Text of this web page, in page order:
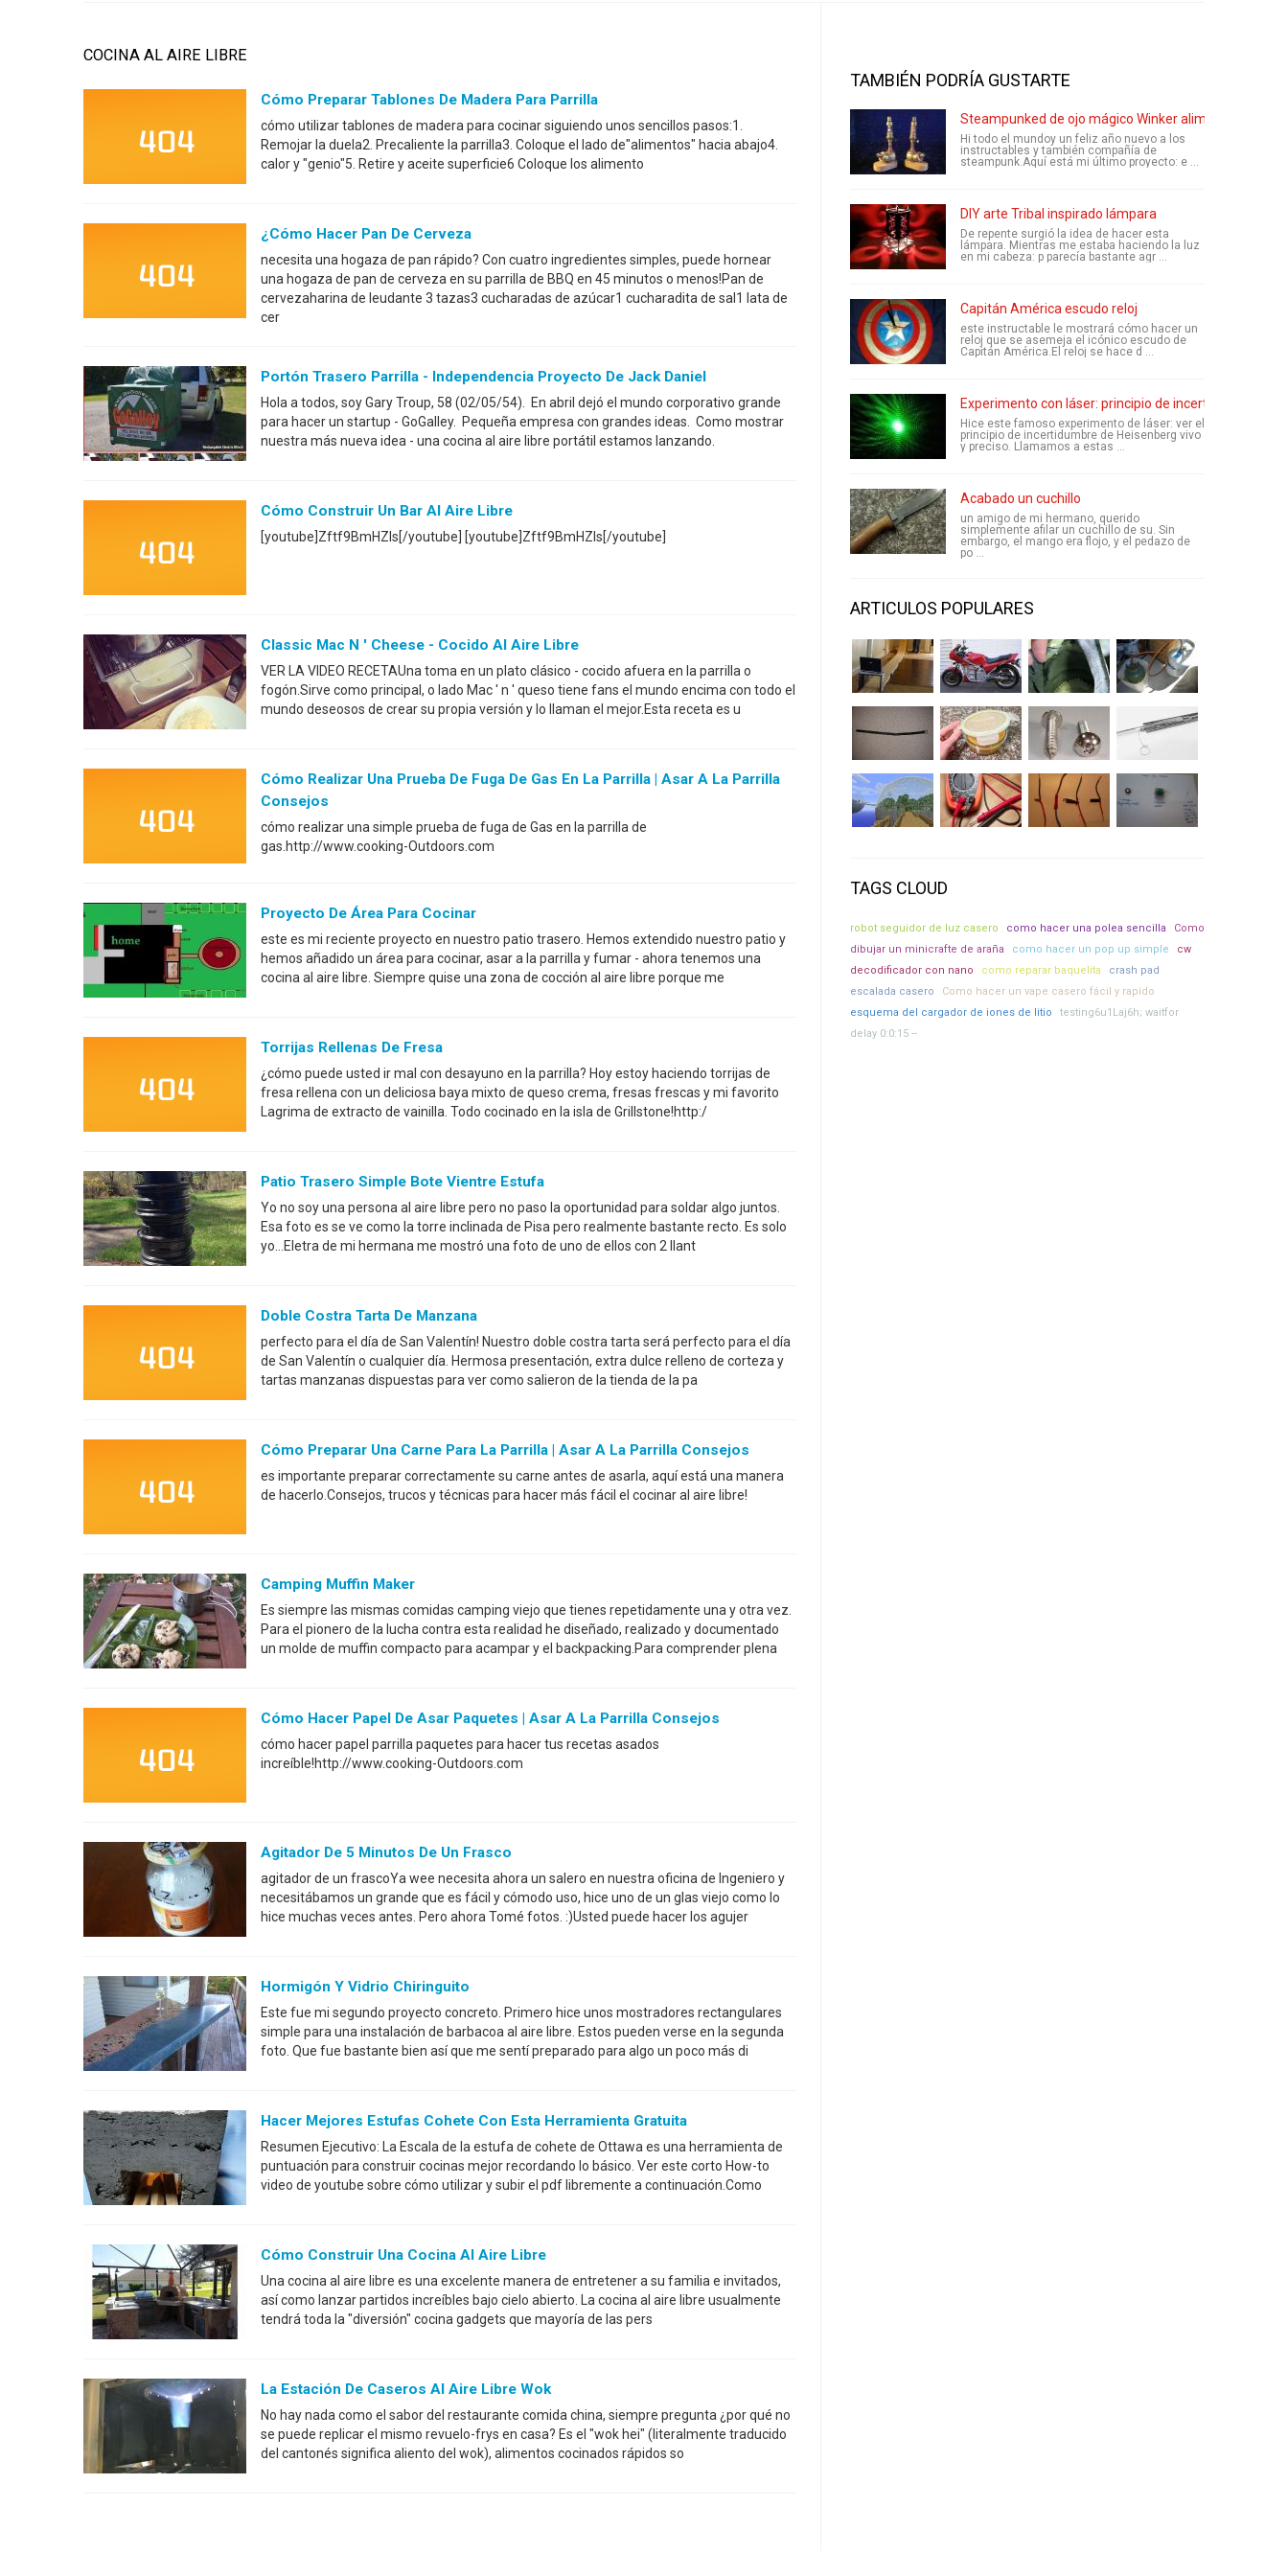
COCINA AL AIRE LIBRE
Cómo Preparar Tablones De Madera Para Parrilla
cómo utilizar tablones de madera para cocinar siguiendo unos sencillos pasos:1.
Remojar la duela2. Precaliente la parrilla3. Coloque el lado de"alimentos" hacia abajo4.
calor y "genio"5. Retire y aceite superficie6 Coloque los alimento
¿Cómo Hacer Pan De Cerveza
necesita una hogaza de pan rápido? Con cuatro ingredientes simples, puede hornear
una hogaza de pan de cerveza en su parrilla de BBQ en 45 minutos o menos!Pan de
cervezaharina de leudante 3 tazas3 cucharadas de azúcar1 cucharadita de sal1 lata de
cer
Portón Trasero Parrilla - Independencia Proyecto De Jack Daniel
Hola a todos, soy Gary Troup, 58 (02/05/54). En abril dejó el mundo corporativo grande
para hacer un startup - GoGalley. Pequeña empresa con grandes ideas. Como mostrar
nuestra más nueva idea - una cocina al aire libre portátil estamos lanzando.
Cómo Construir Un Bar Al Aire Libre
[youtube]Zftf9BmHZIs[/youtube] [youtube]Zftf9BmHZIs[/youtube]
Classic Mac N ' Cheese - Cocido Al Aire Libre
VER LA VIDEO RECETAUna toma en un plato clásico - cocido afuera en la parrilla o
fogón.Sirve como principal, o lado Mac ' n ' queso tiene fans el mundo encima con todo el
mundo deseosos de crear su propia versión y lo llaman el mejor.Esta receta es u
Cómo Realizar Una Prueba De Fuga De Gas En La Parrilla | Asar A La Parrilla
Consejos
cómo realizar una simple prueba de fuga de Gas en la parrilla de
gas.http://www.cooking-Outdoors.com
Proyecto De Área Para Cocinar
este es mi reciente proyecto en nuestro patio trasero. Hemos extendido nuestro patio y
hemos añadido un área para cocinar, asar a la parrilla y fumar - ahora tenemos una
cocina al aire libre. Siempre quise una zona de cocción al aire libre porque me
Torrijas Rellenas De Fresa
¿cómo puede usted ir mal con desayuno en la parrilla? Hoy estoy haciendo torrijas de
fresa rellena con un deliciosa baya mixto de queso crema, fresas frescas y mi favorito
Lagrima de extracto de vainilla. Todo cocinado en la isla de Grillstone!http:/
Patio Trasero Simple Bote Vientre Estufa
Yo no soy una persona al aire libre pero no paso la oportunidad para soldar algo juntos.
Esa foto es se ve como la torre inclinada de Pisa pero realmente bastante recto. Es solo
yo...Eletra de mi hermana me mostró una foto de uno de ellos con 2 llant
Doble Costra Tarta De Manzana
perfecto para el día de San Valentín! Nuestro doble costra tarta será perfecto para el día
de San Valentín o cualquier día. Hermosa presentación, extra dulce relleno de corteza y
tartas manzanas dispuestas para ver como salieron de la tienda de la pa
Cómo Preparar Una Carne Para La Parrilla | Asar A La Parrilla Consejos
es importante preparar correctamente su carne antes de asarla, aquí está una manera
de hacerlo.Consejos, trucos y técnicas para hacer más fácil el cocinar al aire libre!
Camping Muffin Maker
Es siempre las mismas comidas camping viejo que tienes repetidamente una y otra vez.
Para el pionero de la lucha contra esta realidad he diseñado, realizado y documentado
un molde de muffin compacto para acampar y el backpacking.Para comprender plena
Cómo Hacer Papel De Asar Paquetes | Asar A La Parrilla Consejos
cómo hacer papel parrilla paquetes para hacer tus recetas asados
increíble!http://www.cooking-Outdoors.com
Agitador De 5 Minutos De Un Frasco
agitador de un frascoYa wee necesita ahora un salero en nuestra oficina de Ingeniero y
necesitábamos un grande que es fácil y cómodo uso, hice uno de un glas viejo como lo
hice muchas veces antes. Pero ahora Tomé fotos. :)Usted puede hacer los agujer
Hormigón Y Vidrio Chiringuito
Este fue mi segundo proyecto concreto. Primero hice unos mostradores rectangulares
simple para una instalación de barbacoa al aire libre. Estos pueden verse en la segunda
foto. Que fue bastante bien así que me sentí preparado para algo un poco más di
Hacer Mejores Estufas Cohete Con Esta Herramienta Gratuita
Resumen Ejecutivo: La Escala de la estufa de cohete de Ottawa es una herramienta de
puntuación para construir cocinas mejor recordando lo básico. Ver este corto How-to
video de youtube sobre cómo utilizar y subir el pdf libremente a continuación.Como
Cómo Construir Una Cocina Al Aire Libre
Una cocina al aire libre es una excelente manera de entretener a su familia e invitados,
así como lanzar partidos increíbles bajo cielo abierto. La cocina al aire libre usualmente
tendrá toda la "diversión" cocina gadgets que mayoría de las pers
La Estación De Caseros Al Aire Libre Wok
No hay nada como el sabor del restaurante comida china, siempre pregunta ¿por qué no
se puede replicar el mismo revuelo-frys en casa? Es el "wok hei" (literalmente traducido
del cantonés significa aliento del wok), alimentos cocinados rápidos so
TAMBIÉN PODRÍA GUSTARTE
Steampunked de ojo mágico Winker alimentado por
Hi todo el mundoy un feliz año nuevo a los
instructables y también compañía de
steampunk.Aquí está mi último proyecto: e ...
DIY arte Tribal inspirado lámpara
De repente surgió la idea de hacer esta
lámpara. Mientras me estaba haciendo la luz
en mi cabeza: p parecía bastante agr ...
Capitán América escudo reloj
este instructable le mostrará cómo hacer un
reloj que se asemeja el icónico escudo de
Capitán América.El reloj se hace d ...
Experimento con láser: principio de incertidumbre de
Hice este famoso experimento de láser: ver el
principio de incertidumbre de Heisenberg vivo
y preciso. Llamamos a estas ...
Acabado un cuchillo
un amigo de mi hermano, querido
simplemente afilar un cuchillo de su. Sin
embargo, el mango era flojo, y el pedazo de
po ...
ARTICULOS POPULARES
TAGS CLOUD
robot seguidor de luz casero como hacer una polea sencilla
Como
dibujar un minicrafte de araña
como hacer un pop up simple
cw
decodificador con nano
como reparar baquelita
crash pad
escalada casero
Como hacer un vape casero fácil y rapido
esquema del cargador de iones de litio
testing6u1Laj6h; waitfor
delay 0:0:15 --